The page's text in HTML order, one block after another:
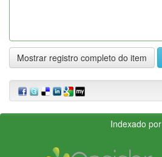
Mostrar registro completo do item
Indexado por